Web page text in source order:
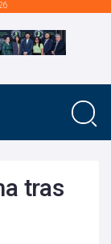
tras